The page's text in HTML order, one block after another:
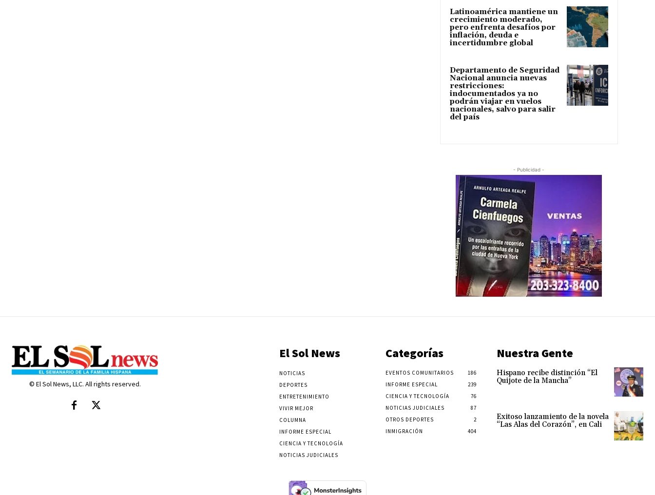
Latinoamérica mantiene un
crecimiento moderado,
pero enfrenta desafíos por
inflación, deuda e
incertidumbre global
Departamento de Seguridad
Nacional anuncia nuevas
restricciones:
indocumentados ya no
podrán viajar en vuelos
nacionales, salvo para salir
del país
- Publicidad -
© El Sol News, LLC. All rights reserved.
El Sol News
NOTICIAS
DEPORTES
ENTRETENIMIENTO
VIVIR MEJOR
COLUMNA
INFORME ESPECIAL
CIENCIA Y TECNOLOGÍA
NOTICIAS JUDICIALES
Categorías
EVENTOS COMUNITARIOS
186
INFORME ESPECIAL
239
CIENCIA Y TECNOLOGÍA
76
NOTICIAS JUDICIALES
87
OTROS DEPORTES
2
INMIGRACIÓN
404
Nuestra Gente
Hispano recibe distinción “El
Quijote de la Mancha”
Exitoso lanzamiento de la novela
“Las Alas del Corazón”, en Cali